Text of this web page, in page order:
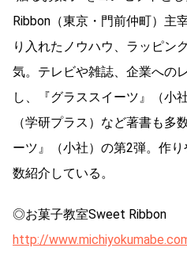
Ribbon（東京・門前仲町）主
り入れたノウハウ、ラッピン
気。テレビや雑誌、企業への
し、『グラススイーツ』（小
（学研プラス）など著書も多
ーツ』（小社）の第2弾。作
数紹介している。
◎お菓子教室Sweet Ribbon
http://